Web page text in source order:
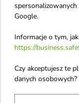
Przywraca cerze
elastyczność i naturalny
Google.
Informacje o tym,
https://
Czy akceptujesz te
danych osobowych?